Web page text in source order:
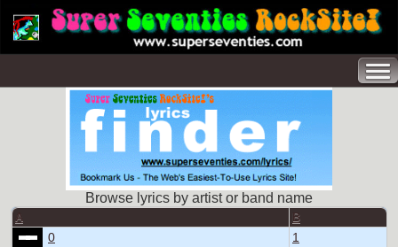
Browse lyrics by artist or band name
A B
0
1